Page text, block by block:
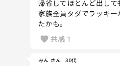
帰省してほとんど出し
家族全員タダでラッキ
たかも。
共感 1
みん さん
30代